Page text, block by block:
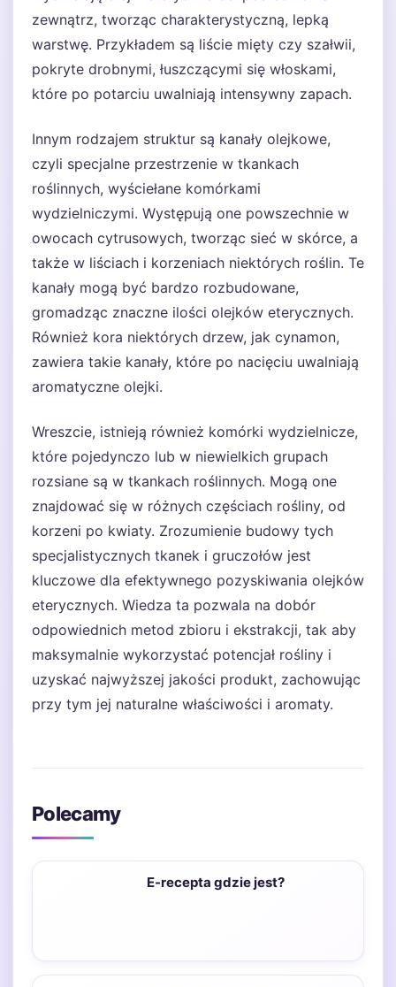
zewnątrz, tworząc charakterystyczną, lepką
warstwę. Przykładem są liście mięty czy szałwii,
pokryte drobnymi, łuszczącymi się włoskami,
które po potarciu uwalniają intensywny zapach.
Innym rodzajem struktur są kanały olejkowe,
czyli specjalne przestrzenie w tkankach
roślinnych, wyściełane komórkami
wydzielniczymi. Występują one powszechnie w
owocach cytrusowych, tworząc sieć w skórce, a
także w liściach i korzeniach niektórych roślin. Te
kanały mogą być bardzo rozbudowane,
gromadząc znaczne ilości olejków eterycznych.
Również kora niektórych drzew, jak cynamon,
zawiera takie kanały, które po nacięciu uwalniają
aromatyczne olejki.
Wreszcie, istnieją również komórki wydzielnicze,
które pojedynczo lub w niewielkich grupach
rozsiane są w tkankach roślinnych. Mogą one
znajdować się w różnych częściach rośliny, od
korzeni po kwiaty. Zrozumienie budowy tych
specjalistycznych tkanek i gruczołów jest
kluczowe dla efektywnego pozyskiwania olejków
eterycznych. Wiedza ta pozwala na dobór
odpowiednich metod zbioru i ekstrakcji, tak aby
maksymalnie wykorzystać potencjał rośliny i
uzyskać najwyższej jakości produkt, zachowując
przy tym jej naturalne właściwości i aromaty.
Polecamy
E-recepta gdzie jest?